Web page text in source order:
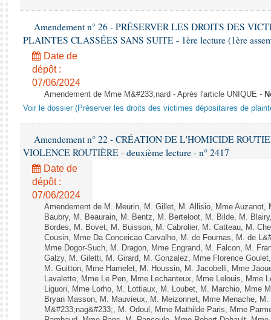
Amendement n° 26 - PRÉSERVER LES DROITS DES
PLAINTES CLASSÉES SANS SUITE - 1ère lecture (1ère
Date de
dépôt :
07/06/2024
Amendement de Mme M&#233;nard - Après l'article UNIQUE -
Voir le dossier (Préserver les droits des victimes dépositaires de
Amendement n° 22 - CRÉATION DE L'HOMICIDE
VIOLENCE ROUTIÈRE - deuxième lecture - n° 2417
Date de
dépôt :
07/06/2024
Amendement de M. Meurin, M. Gillet, M. Allisio, Mme Auzanot,
Baubry, M. Beaurain, M. Bentz, M. Berteloot, M. Bilde, M.
Bordes, M. Bovet, M. Buisson, M. Cabrolier, M. Catteau, M.
Cousin, Mme Da Conceicao Carvalho, M. de Fournas, M. de
Mme Dogor-Such, M. Dragon, Mme Engrand, M. Falcon, M.
Galzy, M. Giletti, M. Girard, M. Gonzalez, Mme Florence
M. Guitton, Mme Hamelet, M. Houssin, M. Jacobelli, Mme
Lavalette, Mme Le Pen, Mme Lechanteux, Mme Lelouis, Mme
Liguori, Mme Lorho, M. Lottiaux, M. Loubet, M. Marchio, Mme
Bryan Masson, M. Mauvieux, M. Meizonnet, Mme Menache,
M&#233;nag&#233;, M. Odoul, Mme Mathilde Paris, Mme